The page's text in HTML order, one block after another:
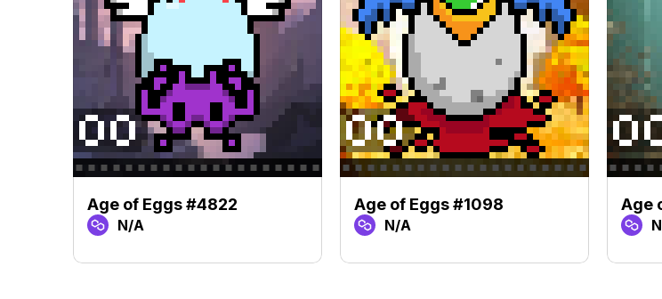
Age of Eggs #4822
N/A
Age of Eggs #1098
N/A
Age